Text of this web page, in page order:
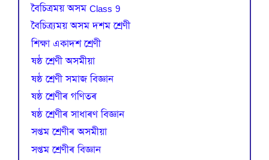
বৈচিত্রময় অসম Class 9
বৈচিত্র্যময় অসম দশম শ্ৰেণী
শিক্ষা একাদশ শ্ৰেণী
ষষ্ঠ শ্ৰেণী অসমীয়া
ষষ্ঠ শ্ৰেণী সমাজ বিজ্ঞান
ষষ্ঠ শ্ৰেণীৰ গণিতৰ
ষষ্ঠ শ্ৰেণীৰ সাধাৰণ বিজ্ঞান
সপ্তম শ্ৰেণীৰ অসমীয়া
সপ্তম শ্ৰেণীৰ বিজ্ঞান